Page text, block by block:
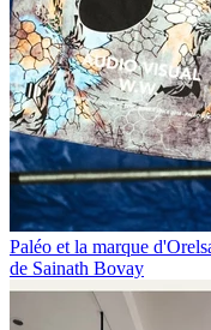
Paléo et la marque
de Sainath Bovay